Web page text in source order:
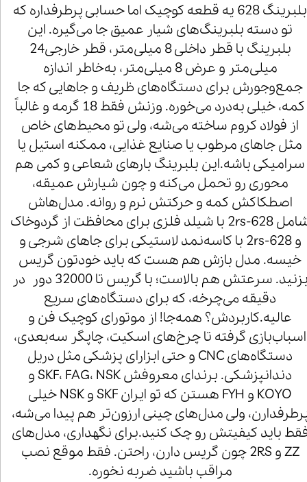
بلبرینگ 628 یه قطعه کوچیک اما حسابی پرطرفداره که
تو دسته بلبرینگ‌های شیار عمیق جا می‌گیره. این
بلبرینگ با قطر داخلی 8 میلی‌متر، قطر خارجی24
میلی‌متر و عرض 8 میلی‌متر، به‌خاطر اندازه
جمع‌وجورش برای دستگاه‌های ظریف و جاهایی که جا
کمه، خیلی به‌درد می‌خوره. وزنش فقط 18 گرمه و غالباً
از فولاد کروم ساخته می‌شه، ولی تو محیط‌های خاص
مثل جاهای مرطوب یا صنایع غذایی، ممکنه استیل یا
سرامیکی باشه.این بلبرینگ بارهای شعاعی و کمی هم
محوری رو تحمل می‌کنه و چون شیارش عمیقه،
اصطکاکش کمه و حرکتش نرم و روانه. مدل‌هاش
شامل 628-2rs با شیلد فلزی برای محافظت از گردوخاک
و 628-2rs با کاسه‌نمد لاستیکی برای جاهای شرجی و
خیسه. مدل بازش هم هست که باید خودتون گریس
بزنید. سرعتش هم بالاست؛ با گریس تا 32000 دور در
دقیقه می‌چرخه، که برای دستگاه‌های سریع
عالیه.کاربردش؟ همه‌جا! از موتورای کوچیک فن و
اسباب‌بازی گرفته تا چرخ‌های اسکیت، چاپگر سه‌بعدی،
دستگاه‌های CNC و حتی ابزارای پزشکی مثل دریل
دندانپزشکی. برندای معروفش SKF، FAG، NSK و
KOYO و FYH هستن که تو ایران SKF و NSK خیلی
ولی مدل‌های چینی ارزون‌تر هم پیدا می‌شه،
باید کیفیتش رو چک کنید.برای نگهداری، مدل‌های
ZZ و 2RS چون گریس دارن، راحتن. فقط موقع نصب
مراقب باشید ضربه نخوره.